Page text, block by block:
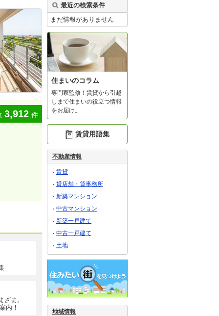
3,912 件
ま。
内！
最近の検索条件
まだ情報がありません
住まいのコラム
専門家監修！賃貸から引越
しまで住まいの役立つ情報
をお届け。
賃貸用語集
不動産情報
賃貸
貸店舗・貸事務所
新築マンション
中古マンション
新築一戸建て
中古一戸建て
土地
地域情報